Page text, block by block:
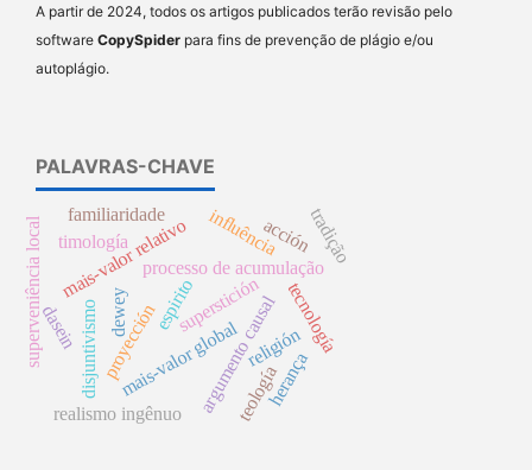
A partir de 2024, todos os artigos publicados terão revisão pelo
software CopySpider para fins de prevenção de plágio e/ou
autoplágio.
PALAVRAS-CHAVE
argumento causal
superstición
proyección
processo de acumulação
mais-valor global
mais-valor relativo
superveniência local disjuntivismo religión
realismo ingênuo
tecnología
dewey
teología
espirito
influência
familiaridade
dasein
herança
tradição
timología acción